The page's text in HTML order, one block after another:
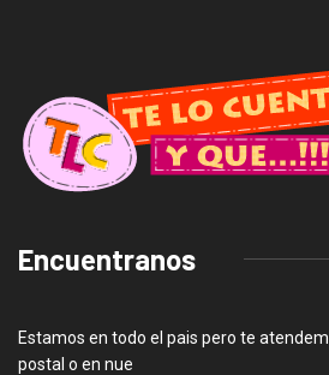
Encuentranos
Estamos en todo el pais pero te
postal o en nue